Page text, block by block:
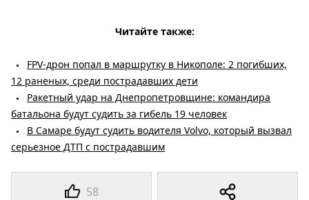
58
Читайте также:
FPV-дрон попал в маршрутку в Никополе: 2 погибших,
12 раненых, среди пострадавших дети
Ракетный удар на Днепропетровщине: командира
батальона будут судить за гибель 19 человек
В Самаре будут судить водителя Volvo, который вызвал
серьезное ДТП с пострадавшим